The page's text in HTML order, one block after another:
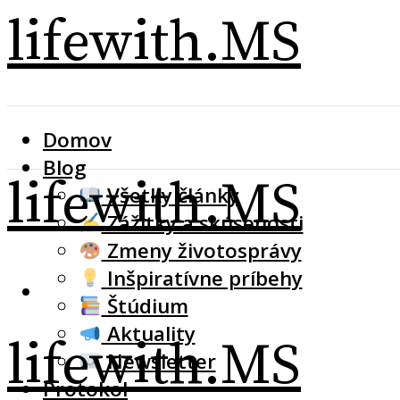
lifewith.MS
Domov
Blog
Všetky články
Zážitky a skúsenosti
Zmeny životosprávy
Inšpiratívne príbehy
Štúdium
Aktuality
Newsletter
Protokol
lifewith.MS
lifewith.MS